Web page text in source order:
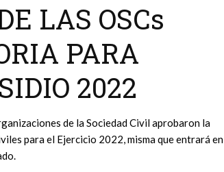
LAS OSCs
PARA
2022
de la Sociedad Civil aprobaron la
para el Ejercicio 2022, misma que entrará en